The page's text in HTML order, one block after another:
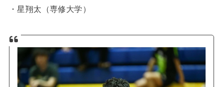
・星翔太（専修大学）